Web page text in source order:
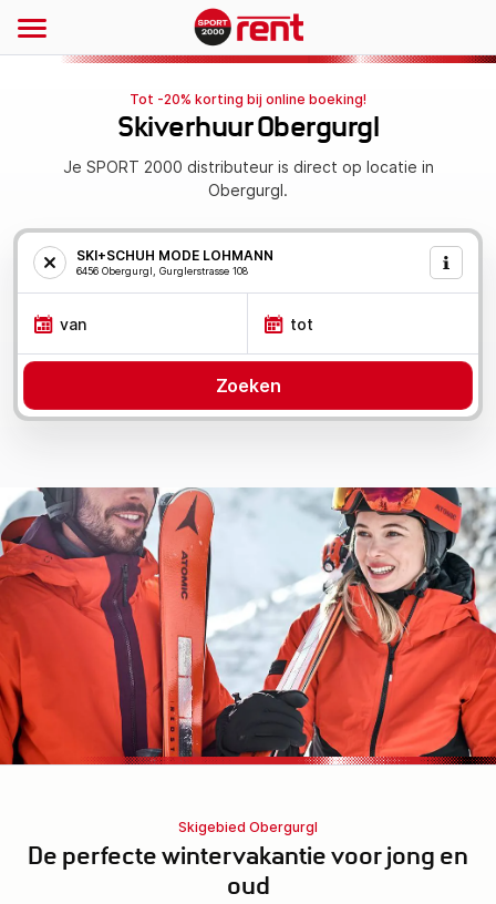
Tot -20% korting bij online boeking!
Skiverhuur Obergurgl
Je SPORT 2000 distributeur is direct op locatie in
Obergurgl.
SKI+SCHUH MODE LOHMANN
6456 Obergurgl, Gurglerstrasse 108
van tot
Skigebied Obergurgl
De perfecte wintervakantie voor jong en
oud